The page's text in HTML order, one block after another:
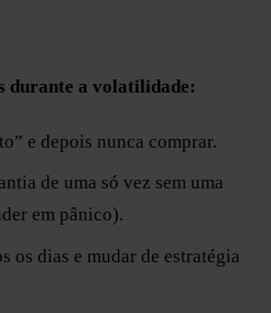
durante a volatilidade:
e depois nunca comprar.
de uma só vez sem uma
em pânico).
os dias e mudar de estratégia